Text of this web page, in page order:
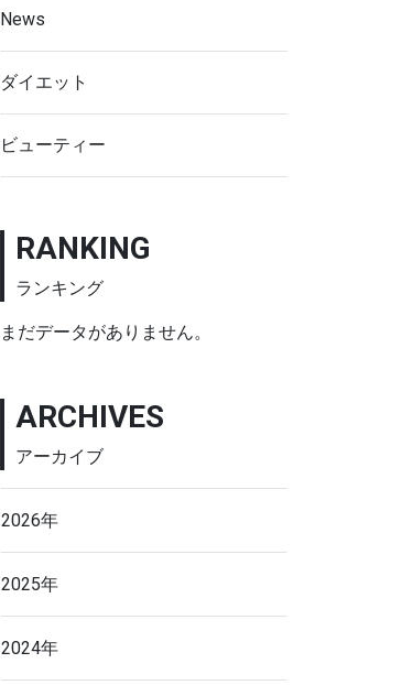
News
ダイエット
ビューティー
RANKING
ランキング
まだデータがありません。
ARCHIVES
アーカイブ
2026年
2025年
2024年